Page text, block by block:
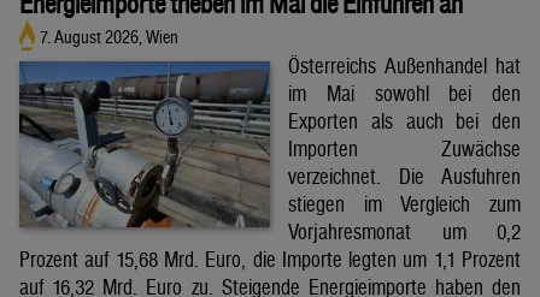
7. August 2026, Wien
Österreichs Außenhandel hat
im Mai sowohl bei den
Exporten als auch bei den
Importen Zuwächse
verzeichnet. Die Ausfuhren
stiegen im Vergleich zum
Vorjahresmonat um 0,2
Prozent auf 15,68 Mrd. Euro, die Importe legten um 1,1 Prozent
auf 16,32 Mrd. Euro zu. Steigende Energieimporte haben den